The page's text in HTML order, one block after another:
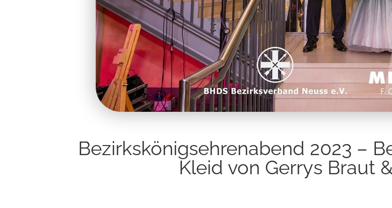
Bezirkskönigsehrenabend 2023 –
Kleid von Gerrys Braut